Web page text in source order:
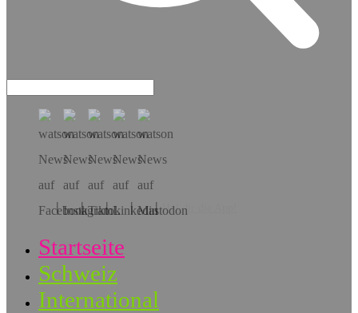
Hol dir die App!
Startseite
Schweiz
International